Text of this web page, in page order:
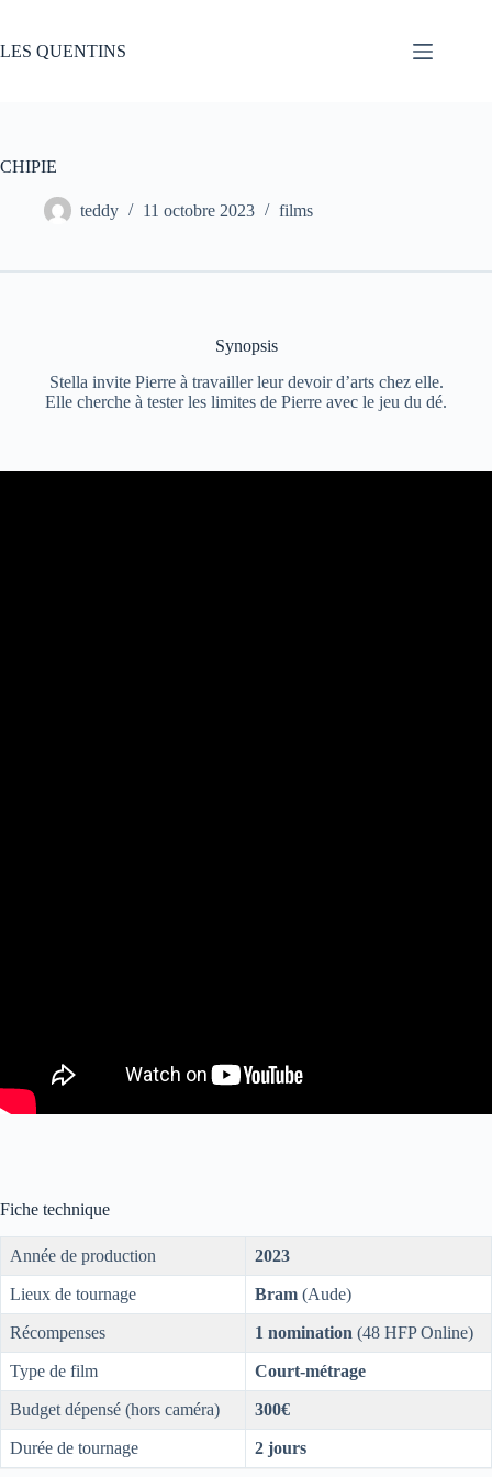
contenu
LES QUENTINS
CHIPIE
teddy 11 octobre 2023 films
Synopsis
Stella invite Pierre à travailler leur devoir d’arts chez elle.
Elle cherche à tester les limites de Pierre avec le jeu du dé.
Fiche technique
Année de production 2023
Lieux de tournage Bram (Aude)
Récompenses 1 nomination (48 HFP Online)
Type de film Court-métrage
Budget dépensé (hors caméra) 300€
Durée de tournage 2 jours